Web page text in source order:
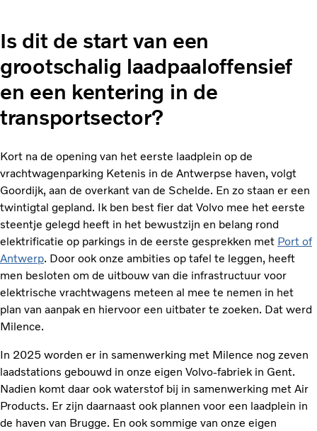
Is dit de start van een
grootschalig laadpaaloffensief
en een kentering in de
transportsector?
Kort na de opening van het eerste laadplein op de
vrachtwagenparking Ketenis in de Antwerpse haven, volgt
Goordijk, aan de overkant van de Schelde. En zo staan er een
twintigtal gepland. Ik ben best fier dat Volvo mee het eerste
steentje gelegd heeft in het bewustzijn en belang rond
elektrificatie op parkings in de eerste gesprekken met Port of
Antwerp. Door ook onze ambities op tafel te leggen, heeft
men besloten om de uitbouw van die infrastructuur voor
elektrische vrachtwagens meteen al mee te nemen in het
plan van aanpak en hiervoor een uitbater te zoeken. Dat werd
Milence.
In 2025 worden er in samenwerking met Milence nog zeven
laadstations gebouwd in onze eigen Volvo-fabriek in Gent.
Nadien komt daar ook waterstof bij in samenwerking met Air
Products. Er zijn daarnaast ook plannen voor een laadplein in
de haven van Brugge. En ook sommige van onze eigen